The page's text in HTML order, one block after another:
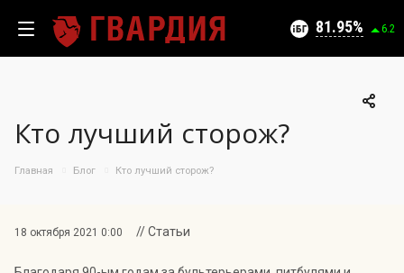
81.95 6.2
80
100
Кто лучший сторож?
Главная Блог Кто лучший сторож?
18 октября 2021 0:00 // Статьи